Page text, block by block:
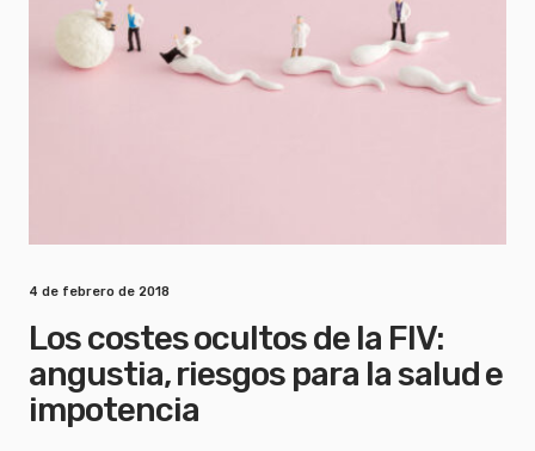
4 de febrero de 2018
Los costes ocultos de la FIV:
angustia, riesgos para la salud e
impotencia